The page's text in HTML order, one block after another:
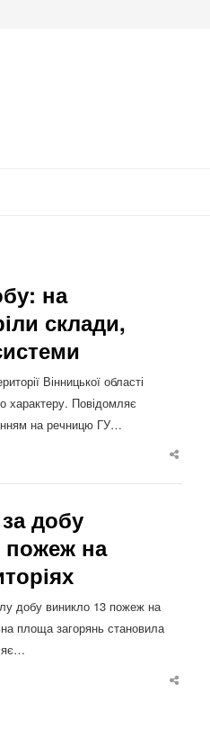
на
склади,
Вінницької області
характеру. Повідомляє
на речницю ГУ…
Share
добу
пожеж на
добу виникло 13 пожеж на
площа загорянь становила
Share